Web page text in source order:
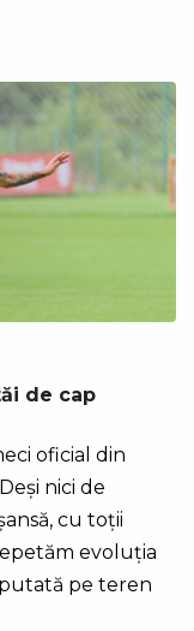
de cap
oficial din
nici de
cu toții
evoluția
pe teren